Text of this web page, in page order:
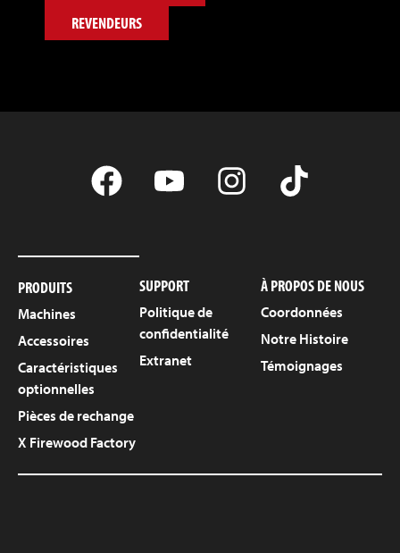
REVENDEURS
PRODUITS
Machines
Accessoires
Caractéristiques
optionnelles
Pièces de rechange
X Firewood Factory
SUPPORT
Politique de
confidentialité
Extranet
À PROPOS DE NOUS
Coordonnées
Notre Histoire
Témoignages